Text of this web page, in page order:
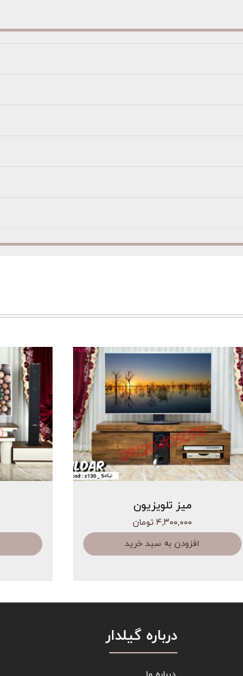
میز تلویزیون
۴,۳۰۰,۰۰۰ تومان
افزودن به سبد خرید
درباره گیلدار